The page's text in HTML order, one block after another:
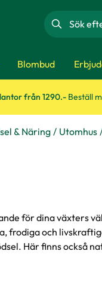
Sök
Blombud
från 1290.- Beställ
& Näring Utomhus
för dina växters
frodiga och
Här finns också